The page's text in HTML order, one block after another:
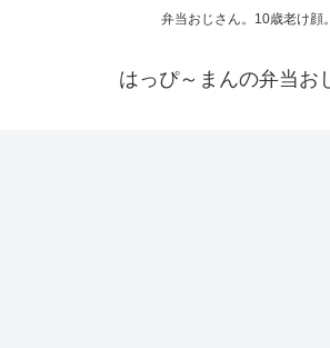
弁当おじさん。10歳老け顔。
はっぴ～まんの弁当お